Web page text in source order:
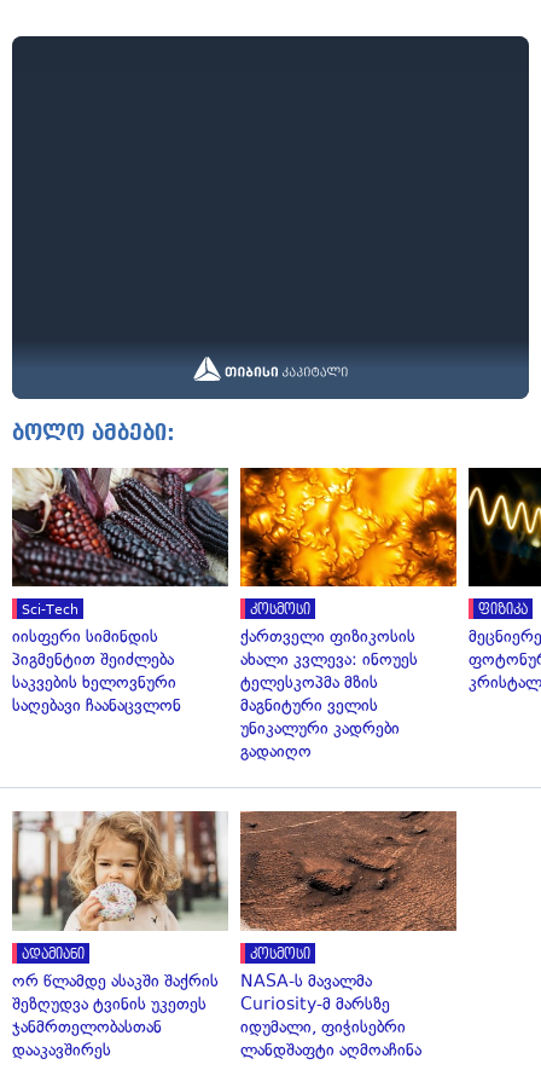
ბოლო ამბები:
Sci-Tech
იისფერი სიმინდის
პიგმენტით შეიძლება
საკვების ხელოვნური
საღებავი ჩაანაცვლონ
კოსმოსი
ქართველი ფიზიკოსის
ახალი კვლევა: ინოუეს
ტელესკოპმა მზის
მაგნიტური ველის
უნიკალური კადრები
გადაიღო
ფიზიკა
ადამიანი
ორ წლამდე ასაკში შაქრის
შეზღუდვა ტვინის უკეთეს
ჯანმრთელობასთან
დააკავშირეს
კოსმოსი
NASA-ს მავალმა
Curiosity-მ მარსზე
იდუმალი, ფიჭისებრი
ლანდშაფტი აღმოაჩინა